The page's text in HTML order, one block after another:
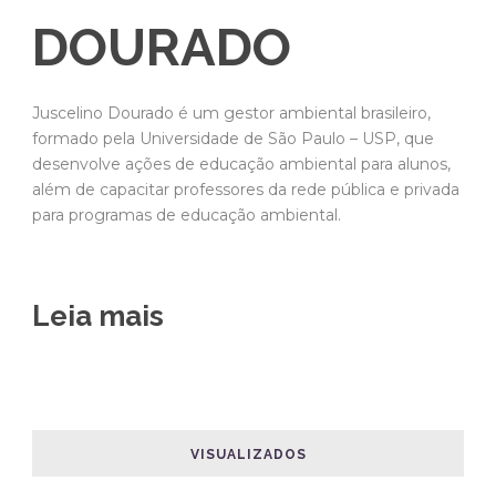
DOURADO
Juscelino Dourado é um gestor ambiental brasileiro,
formado pela Universidade de São Paulo – USP, que
desenvolve ações de educação ambiental para alunos,
além de capacitar professores da rede pública e privada
para programas de educação ambiental.
Leia mais
VISUALIZADOS